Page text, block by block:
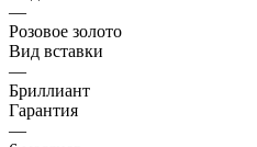
—
Розовое золото
Вид вставки
—
Бриллиант
Гарантия
—